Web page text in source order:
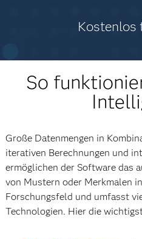
Kostenlos
So
Große Datenmengen in
iterativen Berechnungen und
ermöglichen der Software das
von Mustern oder Merkmalen
Forschungsfeld und umfasst
Technologien. Hier die